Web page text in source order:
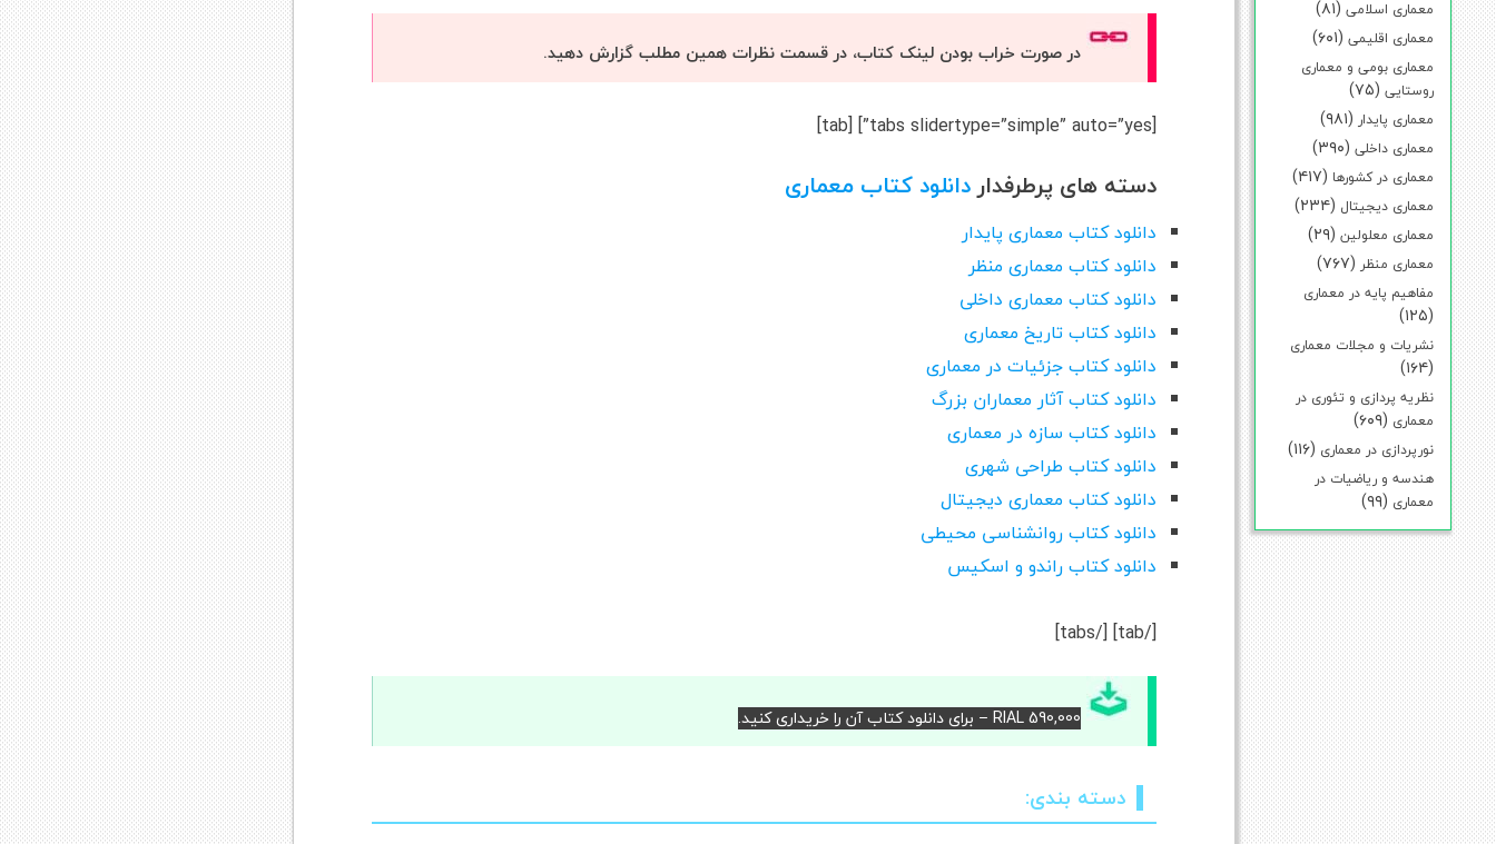
معماری اسلامی (۸۱)
معماری اقلیمی (۶۰۱)
معماری بومی و معماری
روستایی (۷۵)
معماری پایدار (۹۸۱)
معماری داخلی (۳۹۰)
معماری در کشورها (۴۱۷)
معماری دیجیتال (۲۳۴)
معماری معلولین (۲۹)
معماری منظر (۷۶۷)
مفاهیم پایه در معماری
(۱۲۵)
نشریات و مجلات معماری
(۱۶۴)
نظریه پردازی و تئوری در
معماری (۶۰۹)
نورپردازی در معماری (۱۱۶)
هندسه و ریاضیات در
معماری (۹۹)
در صورت خراب بودن لینک کتاب، در قسمت نظرات همین مطلب گزارش دهید.
[tabs slidertype=”simple” auto=”yes”] [tab]
دسته های پرطرفداردانلود کتاب معماری
دانلود کتاب معماری پایدار
دانلود کتاب معماری منظر
دانلود کتاب معماری داخلی
دانلود کتاب تاریخ معماری
دانلود کتاب جزئیات در معماری
دانلود کتاب آثار معماران بزرگ
دانلود کتاب سازه در معماری
دانلود کتاب طراحی شهری
دانلود کتاب معماری دیجیتال
دانلود کتاب روانشناسی محیطی
دانلود کتاب راندو و اسکیس
[/tab] [/tabs]
RIAL 590,000 – برای دانلود کتاب آن را خریداری کنید.
دسته بندی: